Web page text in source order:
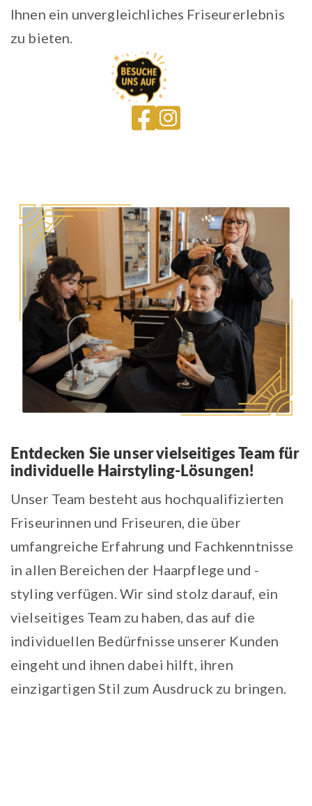
Ihnen ein unvergleichliches Friseurerlebnis
zu bieten.
Entdecken Sie unser vielseitiges Team für
individuelle Hairstyling-Lösungen!
Unser Team besteht aus hochqualifizierten
Friseurinnen und Friseuren, die über
umfangreiche Erfahrung und Fachkenntnisse
in allen Bereichen der Haarpflege und -
styling verfügen. Wir sind stolz darauf, ein
vielseitiges Team zu haben, das auf die
individuellen Bedürfnisse unserer Kunden
eingeht und ihnen dabei hilft, ihren
einzigartigen Stil zum Ausdruck zu bringen.